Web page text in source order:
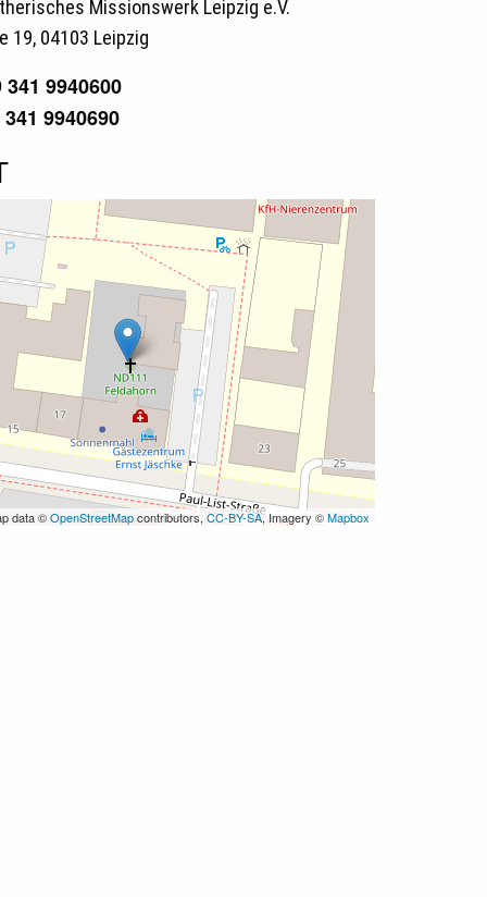
Missionswerk Leipzig e.V.
19, 04103 Leipzig
9940600
9940690
data ©OpenStreetMapcontributors,CC-BY-SA, Imagery ©Mapbox